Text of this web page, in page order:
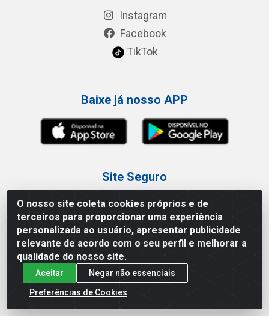
O nosso site coleta cookies próprios e de
terceiros para proporcionar uma experiência
personalizada ao usuário, apresentar publicidade
relevante de acordo com o seu perfil e melhorar a
qualidade do nosso site.
Aceitar
Negar não essenciais
Preferências de Cookies
Instagram
Facebook
TikTok
Baixe já nosso APP
Site Seguro
Loja / Showroom
Tel.: (11) 3227-0546
Av Vautier, 587/597 - Pari - São Paulo/SP